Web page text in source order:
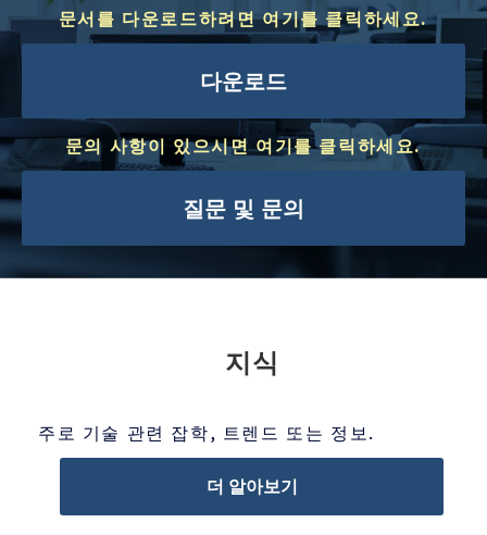
문서를 다운로드하려면 여기를 클릭하세요.
다운로드
문의 사항이 있으시면 여기를 클릭하세요.
질문 및 문의
지식
주로 기술 관련 잡학, 트렌드 또는 정보.
더 알아보기